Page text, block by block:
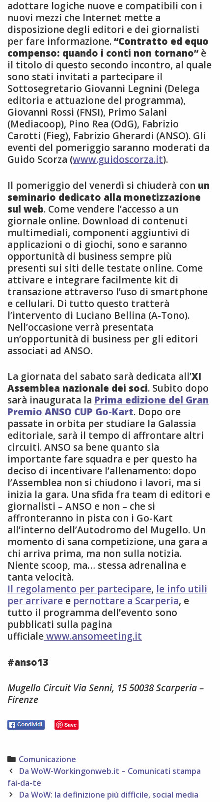
adottare logiche nuove e compatibili con i
nuovi mezzi che Internet mette a
disposizione degli editori e dei giornalisti
per fare informazione.“Contratto ed equo
compenso: quando i conti non tornano”è
il titolo di questo secondo incontro, al quale
sono stati invitati a partecipare il
Sottosegretario Giovanni Legnini (Delega
editoria e attuazione del programma),
Giovanni Rossi (FNSI), Primo Salani
(Mediacoop), Pino Rea (OdG), Fabrizio
Carotti (Fieg), Fabrizio Gherardi (ANSO). Gli
eventi del pomeriggio saranno moderati da
Guido Scorza (www.guidoscorza.it).
Il pomeriggio del venerdì si chiuderà con un
seminario dedicato alla monetizzazione
sul web. Come vendere l’accesso a un
giornale online. Download di contenuti
multimediali, componenti aggiuntivi di
applicazioni o di giochi, sono e saranno
opportunità di business sempre più
presenti sui siti delle testate online. Come
attivare e integrare facilmente kit di
transazione attraverso l’uso di smartphone
e cellulari. Di tutto questo tratterà
l’intervento di Luciano Bellina (A-Tono).
Nell’occasione verrà presentata
un’opportunità di business per gli editori
associati ad ANSO.
La giornata del sabato sarà dedicata all’XI
Assemblea nazionale dei soci. Subito dopo
sarà inaugurata la Prima edizione del Gran
Premio ANSO CUP Go-Kart. Dopo ore
passate in orbita per studiare la Galassia
editoriale, sarà il tempo di affrontare altri
circuiti. ANSO sa bene quanto sia
importante fare squadra e per questo ha
deciso di incentivare l’allenamento: dopo
l’Assemblea non si chiudono i lavori, ma si
inizia la gara. Una sfida fra team di editori e
giornalisti – ANSO e non – che si
affronteranno in pista con i Go-Kart
all’interno dell’Autodromo del Mugello. Un
momento di sana competizione, una gara a
chi arriva prima, ma non sulla notizia.
Niente scoop, ma… stessa adrenalina e
tanta velocità.
Il regolamento per partecipare, le info utili
per arrivare e pernottare a Scarperia, e
tutto il programma dell’evento sono
pubblicati sulla pagina
ufficialewww.ansomeeting.it
#anso13
Mugello Circuit Via Senni, 15 50038 Scarperia –
Firenze
Save
Categories
Comunicazione
Post
navigation
Da WoW-Workingonweb.it – Comunicati stampa
fai-da-te
Da WoW: la definizione più difficile, social media